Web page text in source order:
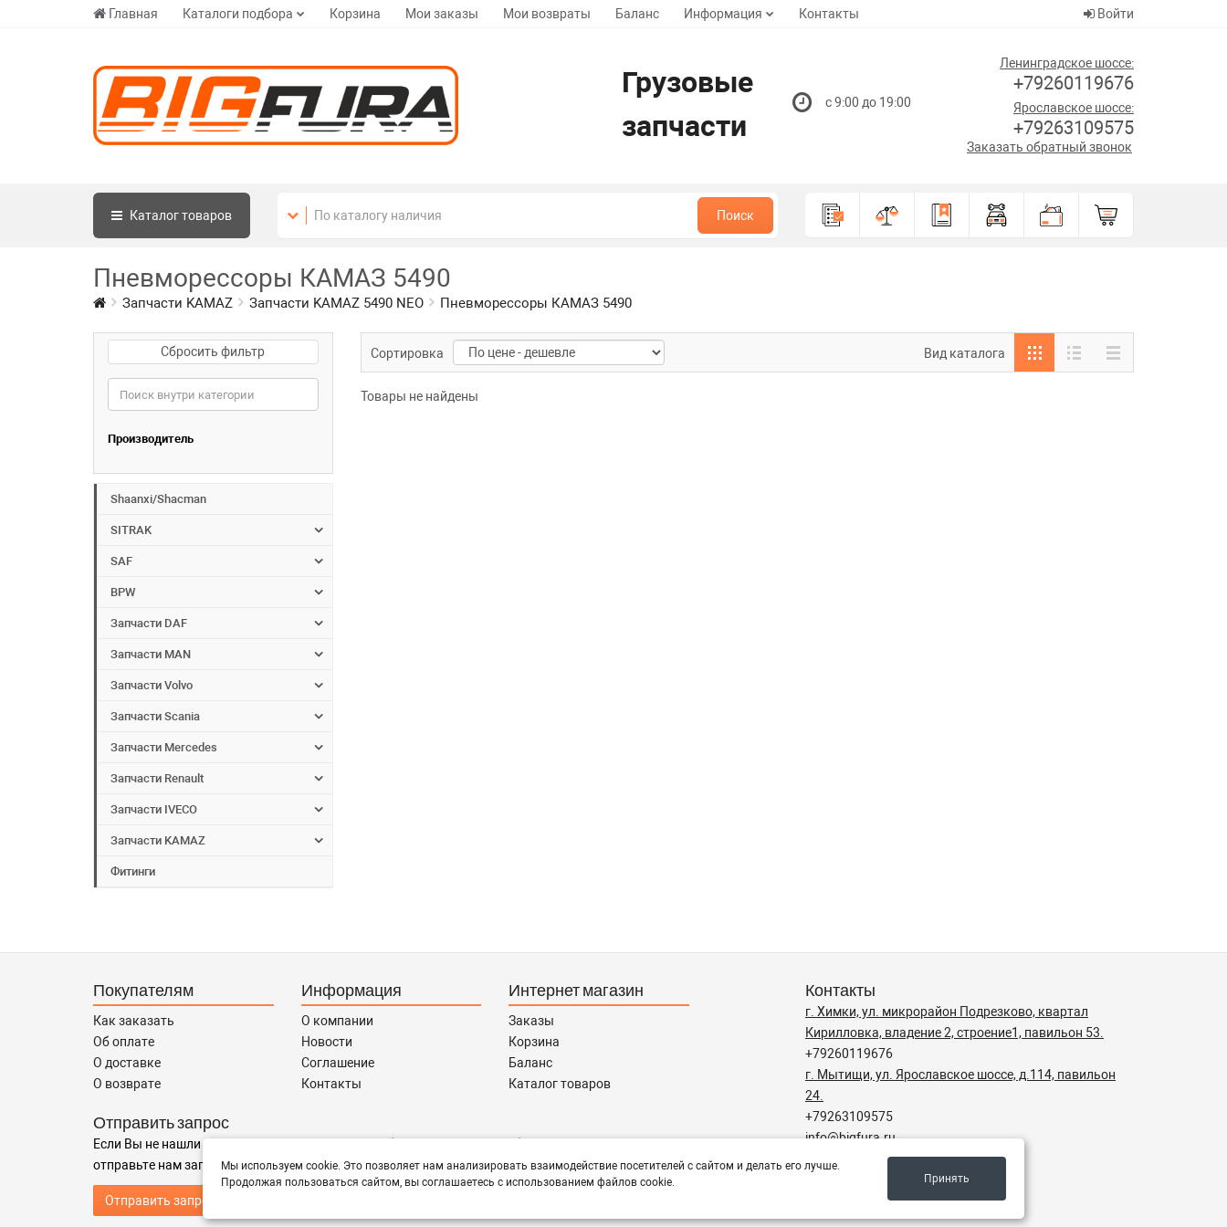
Главная Каталоги подбора Корзина Мои заказы Мои возвраты Баланс Информация Контакты Войти
Грузовые
запчасти
с 9:00 до 19:00
Ленинградское шоссе:
+79260119676
Ярославское шоссе:
+79263109575
Заказать обратный звонок
Каталогтоваров Поиск
Пневморессоры КАМАЗ 5490
Запчасти KAMAZ Запчасти KAMAZ 5490 NEO Пневморессоры КАМАЗ 5490
Сбросить фильтр
Производитель
Shaanxi/Shacman
SITRAK
SAF
BPW
Запчасти DAF
Запчасти MAN
Запчасти Volvo
Запчасти Scania
Запчасти Mercedes
Запчасти Renault
Запчасти IVECO
Запчасти KAMAZ
Фитинги
Сортировка Вид каталога
Товары не найдены
Покупателям
Как заказать
Об оплате
О доставке
О возврате
Информация
О компании
Новости
Соглашение
Контакты
Интернет магазин
Заказы
Корзина
Баланс
Каталог товаров
Отправить запрос
Если Вы не нашли нужные запчасти, или Вам требуется помощь в подборе,
отправьте нам запрос - мы Вам поможем
Отправить запрос продавцу
Контакты
г. Химки, ул. микрорайон Подрезково, квартал
Кирилловка, владение 2, строение1, павильон 53.
+79260119676
г. Мытищи, ул. Ярославское шоссе, д.114, павильон
24.
+79263109575
info@bigfura.ru
Режим работы
с 9:00 до 19:00
Мы используем cookie. Это позволяет нам анализировать взаимодействие посетителей с сайтом и делать его лучше.
Продолжая пользоваться сайтом, вы соглашаетесь с использованием файлов cookie.
Принять